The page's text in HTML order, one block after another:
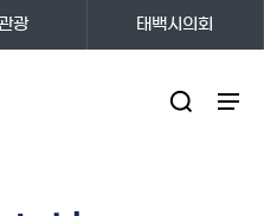
광 태백시의회